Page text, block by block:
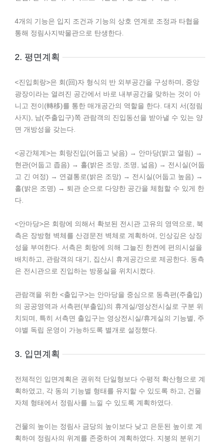
4개의 기능은 입지 조건과 기능의 상호 연계로 조정과 타협을
통해 정림사지박물관으로 탄생한다.
2. 평면계획
<진입회랑>은 회(回)자 형식의 반 외부공간을 구성하며, 중앙
광장이라는 열려진 공간에서 바로 내부공간을 맞하는 것이 아
니고 전이(轉移)를 통한 매개공간의 역할을 한다. 대지 서(정림
사지), 남(주출입구)쪽 관람객의 진입동선을 받아낼 수 있는 양
면 개방성을 갖는다.
<공간체계>는 회랑진입(어둡고 낮음) → 안마당(밝고 열림) →
현관(어둡고 좁음) → 홀(밝은 조망, 조명, 넓음) → 전시실(어둡
고 긴 여정) → 연결통로(밝은 조망) → 전시실(어둡고 높음) →
홀(밝은 조명) → 퇴관 순으로 다양한 공간을 체험할 수 있게 한
다.
<안마당>은 회랑에 의해서 확보된 전시관 고유의 영역으로, 북
측은 장방형 벽체를 산경문전 벽체로 계획하여, 인상깊은 상징
성을 부여한다. 서측은 회랑에 의해 그늘진 한켠에 편의시설을
배치하고, 관람객의 대기, 집산시 휴게공간으로 제공한다. 동측
은 전시관으로 진입하는 방풍실을 위치시켰다.
관람객을 위한 <출입구>는 안마당을 중심으로 동측편(주출입)
의 공공영역과 서측편(부출입)의 휴게실/영상전시실로 구분 위
치되며, 특히 서측면 출입구는 영상전시실/휴게실의 기능별, 주
야별 독립 운영이 가능하도록 별개로 설정했다.
3. 입면계획
전체적인 입면계획은 권위적 단일형보다 수평적 확산형으로 계
획하였고, 각 동의 기능별 형태를 유지할 수 있도록 하고, 건물
자체 형태에서 정림사를 느낄 수 있도록 계획하였다.
건물의 높이는 정림사 금당의 높이보다 낮고 은둔된 높이로 계
획하여 정림사의 위계를 존중하여 계획하였다. 지붕의 분위기